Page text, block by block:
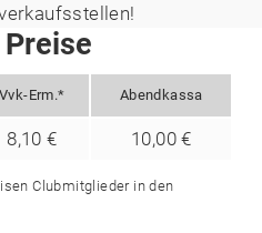
Vvk-Erm.* Abendkassa
8,10 € 10,00 €
Clubmitglieder in den